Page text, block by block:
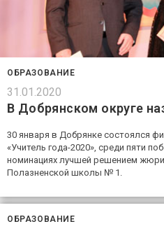
ОБРАЗОВАНИЕ
31.01.2020
В Добрянском округе
30 января в Добрянке состоялся
«Учитель года-2020», среди пяти
номинациях лучшей решением
Полазненской школы № 1.
ОБРАЗОВАНИЕ